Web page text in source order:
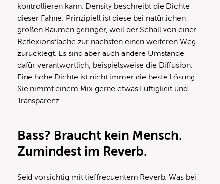
kontrollieren kann. Density beschreibt die Dichte
dieser Fahne. Prinzipiell ist diese bei natürlichen
großen Räumen geringer, weil der Schall von einer
Reflexionsfläche zur nächsten einen weiteren Weg
zurücklegt. Es sind aber auch andere Umstände
dafür verantwortlich, beispielsweise die Diffusion.
Eine hohe Dichte ist nicht immer die beste Lösung.
Sie nimmt einem Mix gerne etwas Luftigkeit und
Transparenz.
Bass? Braucht kein Mensch.
Zumindest im Reverb.
Seid vorsichtig mit tieffrequentem Reverb. Was bei